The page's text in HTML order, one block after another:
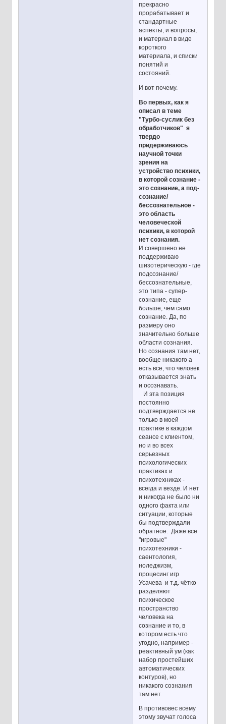
прекрасно
прорабатывает и
стандартные
аспекты, и вопросы,
и материал в виде
короткого
материала, и списки
понятий и
состояний.
И вот почему.
Во первых, как я
описал в теме
"Турбо-суслик без
обработчиков" я
твердо
придерживаюсь
научной точки
зрения на
устройство психики,
в которой сознание -
это сознание, а под-
сознание/
бессознательное -
это область
человеческой
психики, в которой
нет сознания.
И совершено не
поддерживаю
шизотерическую - где
подсознание/
бессознательные,
это типа - супер-
сознание, еще
больше, чем само
сознание. Да, по
размеру оно
значительно больше
области сознания.
Но сознания там нет,
вообще никакого а
есть все, что человек
отказывается знать
и осознавать.
И эта позиция
постоянно
подтверждается не
только в моей
практике в каждом
сеансе с клиентом,
но и во всех
серьезных
психологических
практиках и
психотехниках -
всегда и везде. И нет
и никогда не было ни
одного факта или
ситуации, которые
бы подтверждали
обратное. Даже все
"игровые"
психотехники -
саентология,
ноледжизм,
процесинг игр
Усачева и т.д. чётко
разделяют
психическое
пространство
человека на
сознание и то, в
котором есть что
угодно, например -
реактивный ум (как
набор простейших
автоматических
контуров), но
никакого сознания
там нет.
В противовес всему
этому звучат голоса